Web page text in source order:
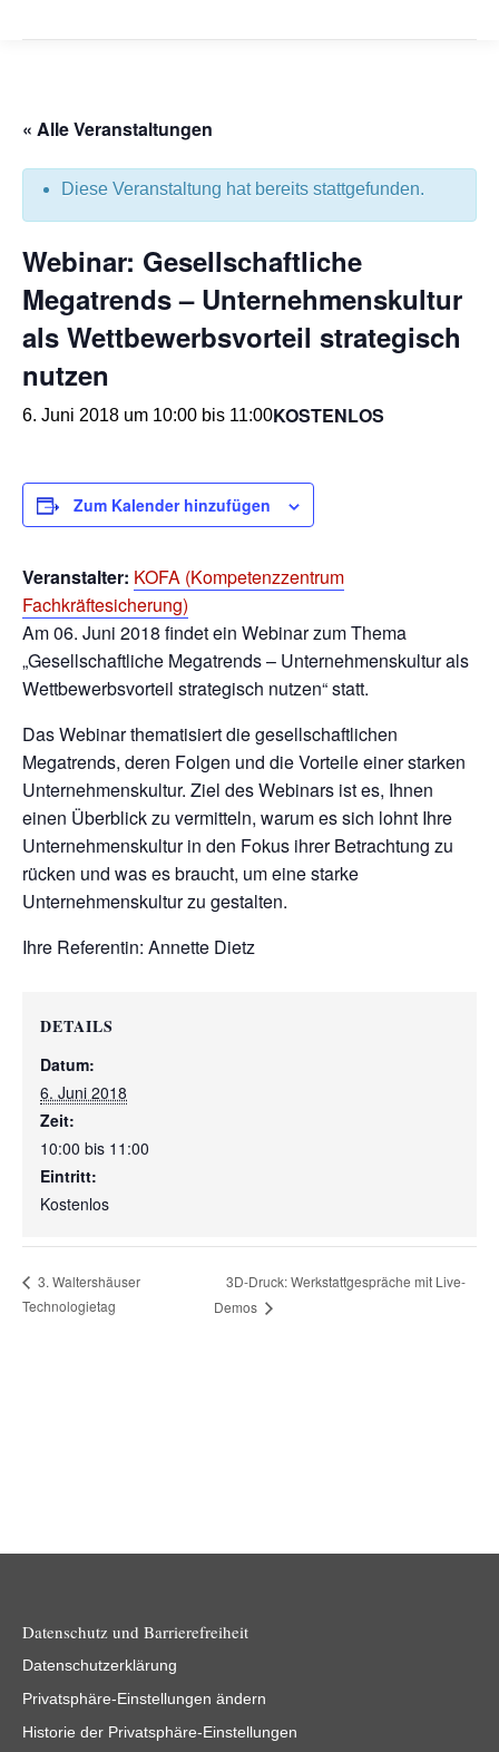
« Alle Veranstaltungen
Diese Veranstaltung hat bereits stattgefunden.
Webinar: Gesellschaftliche
Megatrends – Unternehmenskultur
als Wettbewerbsvorteil strategisch
nutzen
6. Juni 2018 um 10:00 bis 11:00KOSTENLOS
Veranstalter: KOFA (Kompetenzzentrum
Fachkräftesicherung)
Am 06. Juni 2018 findet ein Webinar zum Thema
„Gesellschaftliche Megatrends – Unternehmenskultur als
Wettbewerbsvorteil strategisch nutzen“ statt.
Das Webinar thematisiert die gesellschaftlichen
Megatrends, deren Folgen und die Vorteile einer starken
Unternehmenskultur. Ziel des Webinars ist es, Ihnen
einen Überblick zu vermitteln, warum es sich lohnt Ihre
Unternehmenskultur in den Fokus ihrer Betrachtung zu
rücken und was es braucht, um eine starke
Unternehmenskultur zu gestalten.
Ihre Referentin: Annette Dietz
Zum Kalender hinzufügen
DETAILS
Datum:
6. Juni 2018
Zeit:
10:00 bis 11:00
Eintritt:
Kostenlos
3. Waltershäuser
Technologietag
3D-Druck: Werkstattgespräche mit Live-
Demos
Datenschutz und Barrierefreiheit
Datenschutzerklärung
Privatsphäre-Einstellungen ändern
Historie der Privatsphäre-Einstellungen